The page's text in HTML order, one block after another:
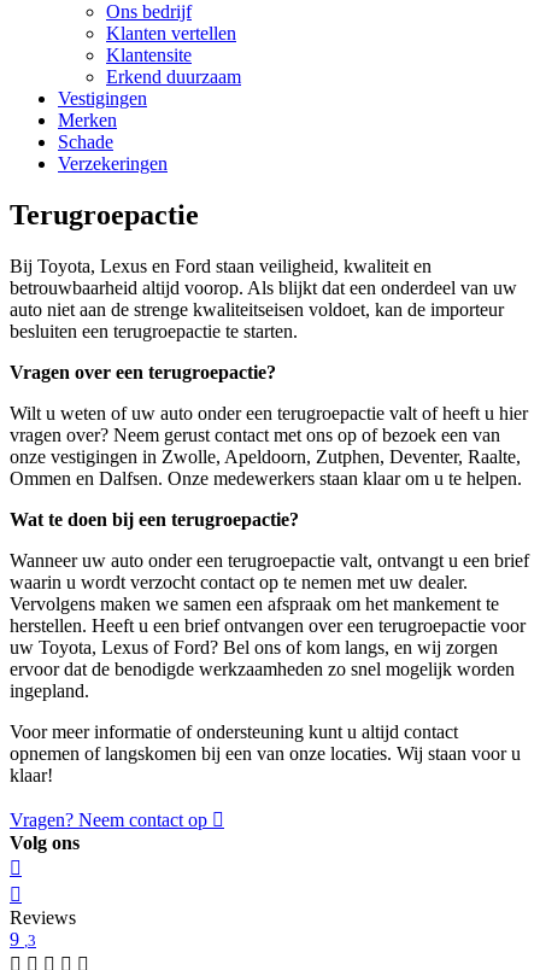
Ons bedrijf
Klanten vertellen
Klantensite
Erkend duurzaam
Vestigingen
Merken
Schade
Verzekeringen
Terugroepactie
Bij Toyota, Lexus en Ford staan veiligheid, kwaliteit en
betrouwbaarheid altijd voorop. Als blijkt dat een onderdeel van uw
auto niet aan de strenge kwaliteitseisen voldoet, kan de importeur
besluiten een terugroepactie te starten.
Vragen over een terugroepactie?
Wilt u weten of uw auto onder een terugroepactie valt of heeft u hier
vragen over? Neem gerust contact met ons op of bezoek een van
onze vestigingen in Zwolle, Apeldoorn, Zutphen, Deventer, Raalte,
Ommen en Dalfsen. Onze medewerkers staan klaar om u te helpen.
Wat te doen bij een terugroepactie?
Wanneer uw auto onder een terugroepactie valt, ontvangt u een brief
waarin u wordt verzocht contact op te nemen met uw dealer.
Vervolgens maken we samen een afspraak om het mankement te
herstellen. Heeft u een brief ontvangen over een terugroepactie voor
uw Toyota, Lexus of Ford? Bel ons of kom langs, en wij zorgen
ervoor dat de benodigde werkzaamheden zo snel mogelijk worden
ingepland.
Voor meer informatie of ondersteuning kunt u altijd contact
opnemen of langskomen bij een van onze locaties. Wij staan voor u
klaar!
Vragen? Neem contact op
Volg ons
Reviews
9 ,3